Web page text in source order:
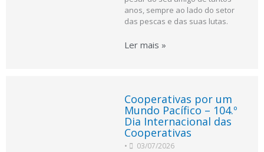
anos, sempre ao lado do setor
das pescas e das suas lutas.
Ler mais »
Cooperativas por um
Mundo Pacífico – 104.º
Dia Internacional das
Cooperativas
• 03/07/2026